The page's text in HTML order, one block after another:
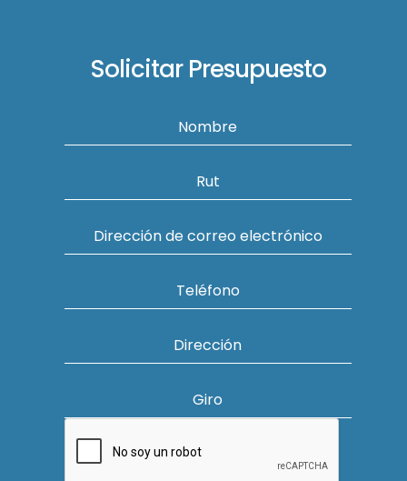
Solicitar Presupuesto
Nombre
Rut
Dirección de correo electrónico
Teléfono
Dirección
Giro